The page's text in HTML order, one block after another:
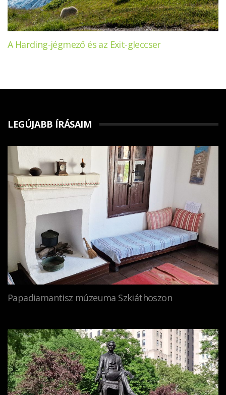
A Harding-jégmező és az Exit-gleccser
LEGÚJABB ÍRÁSAIM
Papadiamantisz múzeuma Szkiáthoszon